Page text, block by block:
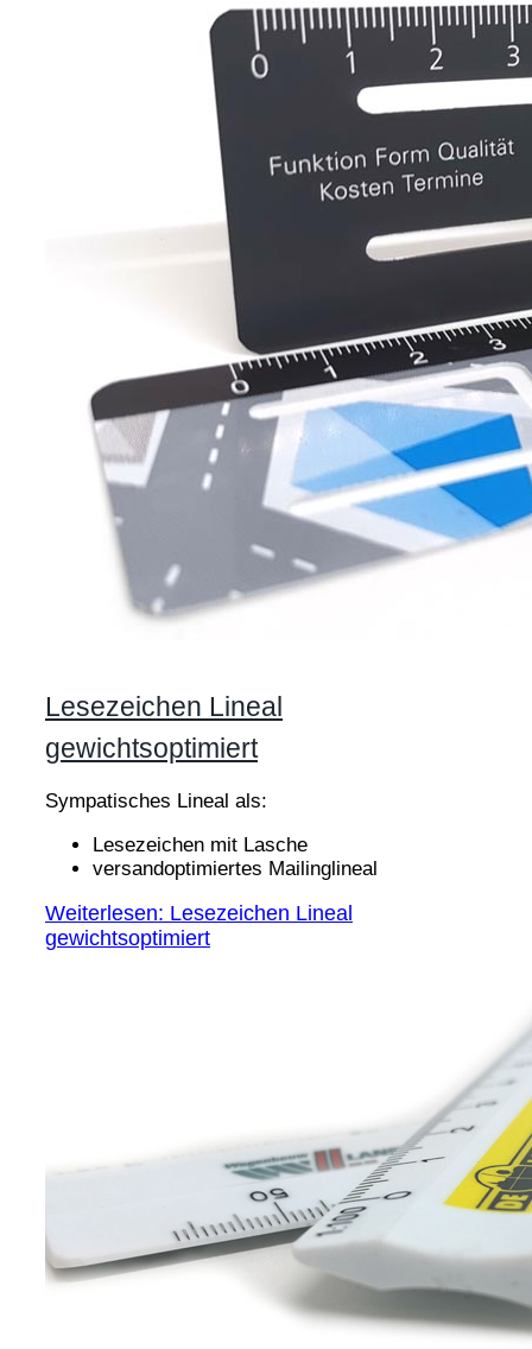
Lesezeichen Lineal
gewichtsoptimiert
Sympatisches Lineal als:
Lesezeichen mit Lasche
versandoptimiertes Mailinglineal
Weiterlesen: Lesezeichen Lineal
gewichtsoptimiert